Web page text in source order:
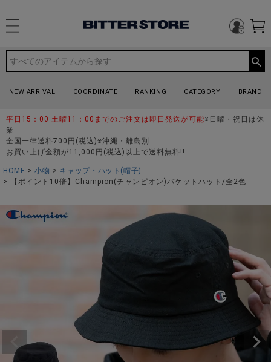
NEW ARRIVAL COORDINATE RANKING CATEGORY BRAND
平日15：00 土曜11：00までのご注文は即日発送が可能※日曜・祝日は休
業
全国一律送料700円(税込)※沖縄・離島別
お買い上げ金額が11,000円(税込)以上で送料無料!!
HOME 小物
キャップ・ハット(帽子)
【ポイント10倍】Champion(チャンピオン)バケットハット/全2色